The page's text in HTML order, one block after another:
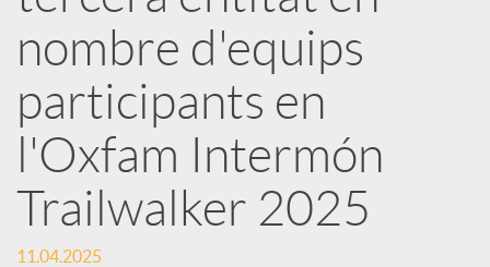
l
i
c
a
nombre d'equips
participants en
l'Oxfam Intermón
Trailwalker 2025
11.04.2025